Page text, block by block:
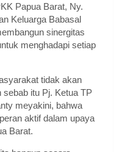
Papua Barat, Ny.
Keluarga Babasal
sinergitas
menghadapi setiap
tidak akan
sebab itu Pj. Ketua TP
meyakini, bahwa
aktif dalam upaya
Barat.